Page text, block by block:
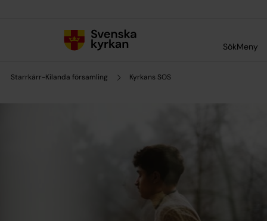
SökMeny
Starrkärr-Kilanda församling Kyrkans SOS